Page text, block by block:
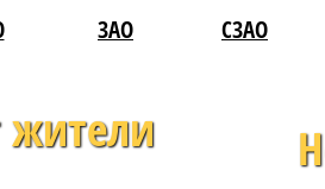
ЗАО СЗАО
жители